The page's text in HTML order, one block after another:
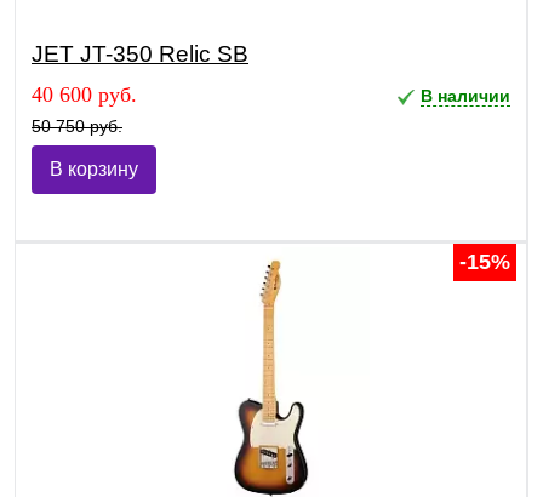
JET JT-350 Relic SB
40 600 руб.
50 750 руб.
В наличии
В корзину
-15%